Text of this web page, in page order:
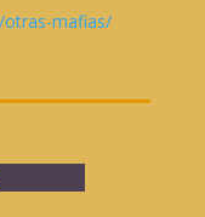
mafias/